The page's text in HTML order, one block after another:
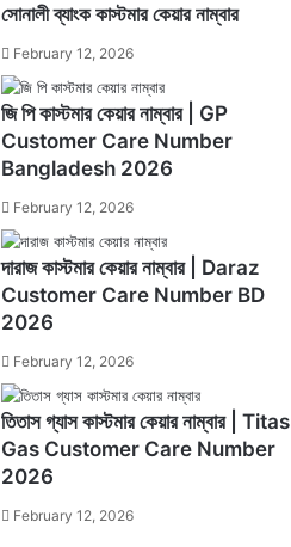
সোনালী ব্যাংক কাস্টমার কেয়ার নাম্বার
February 12, 2026
জি পি কাস্টমার কেয়ার নাম্বার | GP
Customer Care Number
Bangladesh 2026
February 12, 2026
দারাজ কাস্টমার কেয়ার নাম্বার | Daraz
Customer Care Number BD
2026
February 12, 2026
তিতাস গ্যাস কাস্টমার কেয়ার নাম্বার | Titas
Gas Customer Care Number
2026
February 12, 2026